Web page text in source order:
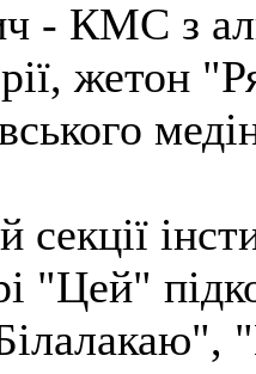
- КМС з
жетон
секції
"Цей"